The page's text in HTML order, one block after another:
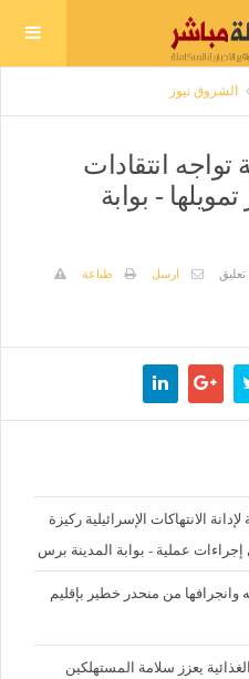
الشروق نيوز
انتقادات
- بوابة
ارسل
طباعة
الانتهاكات الإسرائيلية ركيزة
إجراءات عملية - بوابة المدينة برس
وانجرافها من منحدر خطير بإقليم
يعزز سلامة المستهلكين